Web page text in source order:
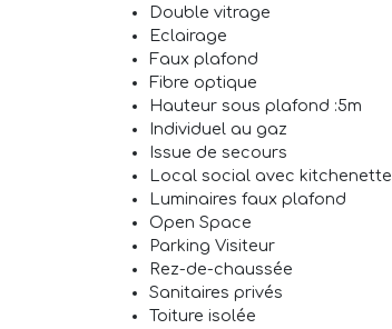
Double vitrage
Eclairage
Faux plafond
Fibre optique
Hauteur sous plafond :5m
Individuel au gaz
Issue de secours
Local social avec kitchenette
Luminaires faux plafond
Open Space
Parking Visiteur
Rez-de-chaussée
Sanitaires privés
Toiture isolée